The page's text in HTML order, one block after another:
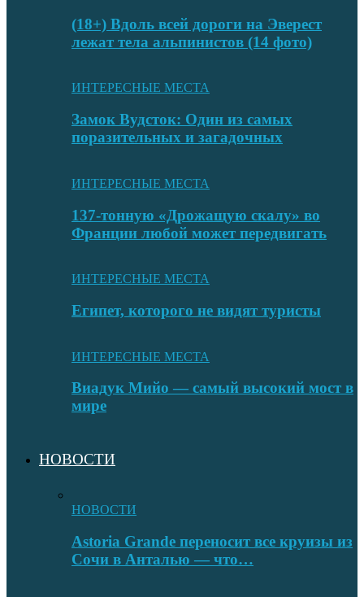
(18+) Вдоль всей дороги на Эверест
лежат тела альпинистов (14 фото)
ИНТЕРЕСНЫЕ МЕСТА
Замок Вудсток: Один из самых
поразительных и загадочных
ИНТЕРЕСНЫЕ МЕСТА
137-тонную «Дрожащую скалу» во
Франции любой может передвигать
ИНТЕРЕСНЫЕ МЕСТА
Египет, которого не видят туристы
ИНТЕРЕСНЫЕ МЕСТА
Виадук Мийо — самый высокий мост в
мире
НОВОСТИ
НОВОСТИ
Astoria Grande переносит все круизы из
Сочи в Анталью — что…